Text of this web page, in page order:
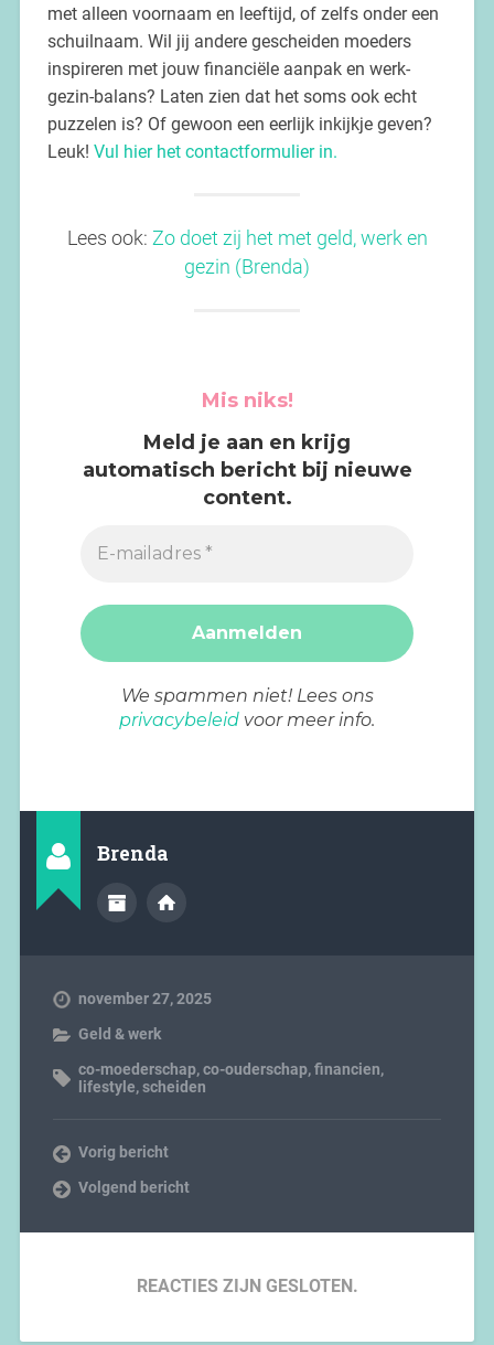
met alleen voornaam en leeftijd, of zelfs onder een
schuilnaam. Wil jij andere gescheiden moeders
inspireren met jouw financiële aanpak en werk-
gezin-balans? Laten zien dat het soms ook echt
puzzelen is? Of gewoon een eerlijk inkijkje geven?
Leuk! Vul hier het contactformulier in.
Lees ook: Zo doet zij het met geld, werk en
gezin (Brenda)
Mis niks!
Meld je aan en krijg
automatisch bericht bij nieuwe
content.
We spammen niet! Lees ons
privacybeleid voor meer info.
Brenda
november 27, 2025
Geld & werk
co-moederschap,co-ouderschap,financien,
lifestyle,scheiden
Vorig bericht
Volgend bericht
REACTIES ZIJN GESLOTEN.